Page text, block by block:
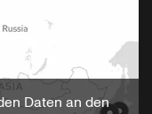
Daten an den